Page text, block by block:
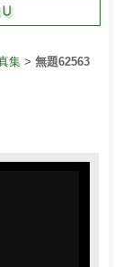
集> 無題62563